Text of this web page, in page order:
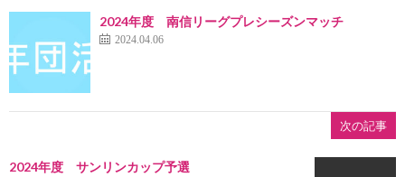
2024年度 南信リーグプレシーズンマッチ
2024.04.06
次の記事
2024年度 サンリンカップ予選